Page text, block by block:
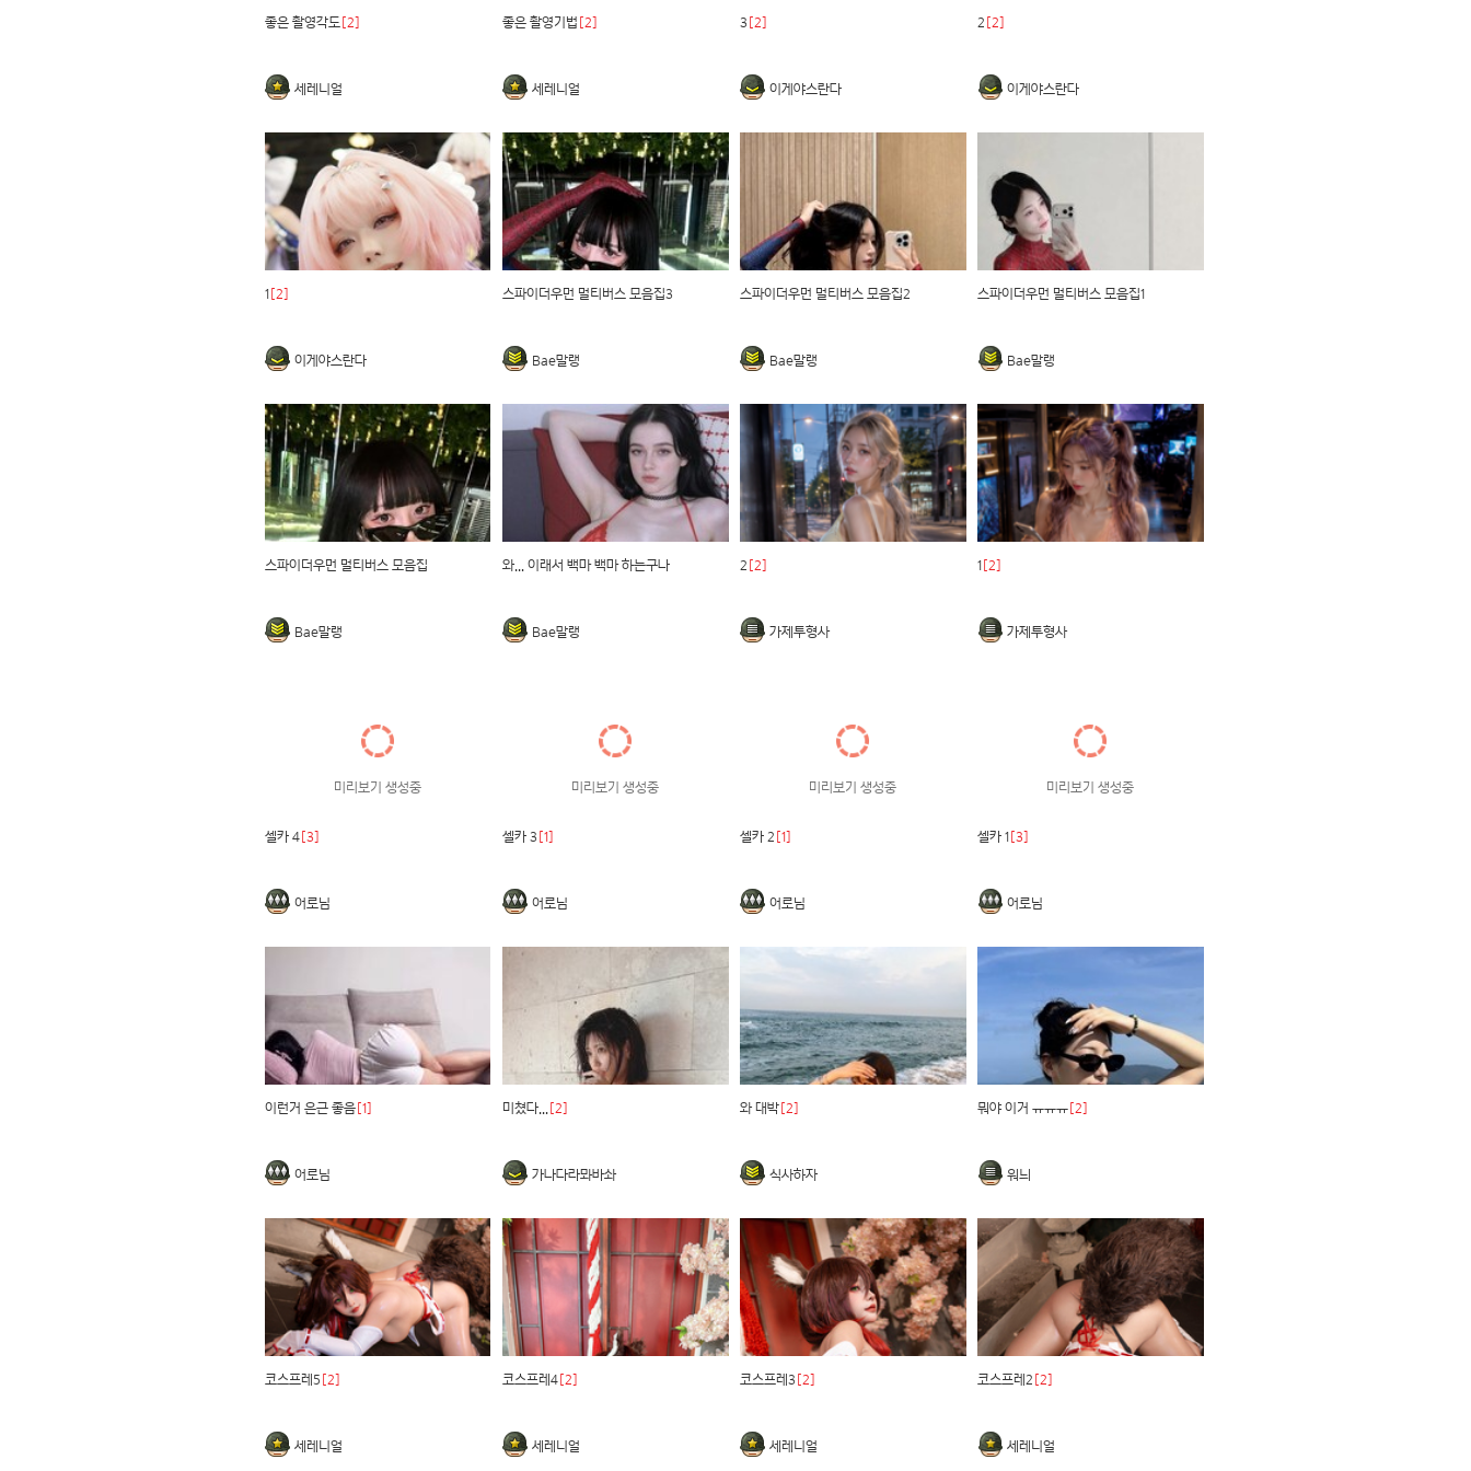
좋은 촬영각도 [2]
세레니얼
좋은 촬영기법 [2]
세레니얼
3 [2]
이게야스란다
2 [2]
이게야스란다
1 [2]
이게야스란다
스파이더우먼 멀티버스 모음집3
Bae말랭
스파이더우먼 멀티버스 모음집2
Bae말랭
스파이더우먼 멀티버스 모음집1
Bae말랭
스파이더우먼 멀티버스 모음집
Bae말랭
와... 이래서 백마 백마 하는구나
Bae말랭
2 [2]
가제투형사
1 [2]
가제투형사
미리보기 생성중
셀카 4 [3]
어로님
미리보기 생성중
셀카 3 [1]
어로님
미리보기 생성중
셀카 2 [1]
어로님
미리보기 생성중
셀카 1 [3]
어로님
이런거 은근 좋음 [1]
어로님
미쳤다... [2]
가나다라뫄바솨
와 대박 [2]
식사하자
뭐야 이거 ㅠㅠㅠ [2]
워늬
코스프레5 [2]
세레니얼
코스프레4 [2]
세레니얼
코스프레3 [2]
세레니얼
코스프레2 [2]
세레니얼